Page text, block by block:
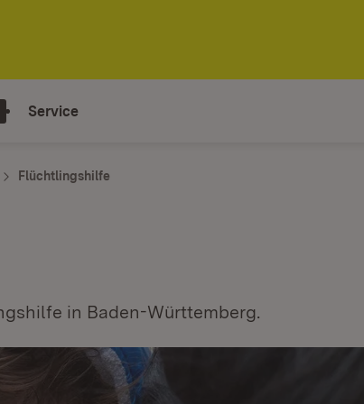
Service
Flüchtlingshilfe
in Baden-Württemberg.